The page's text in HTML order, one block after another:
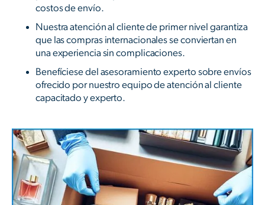
costos de envío.
Nuestra atención al cliente de primer nivel garantiza
que las compras internacionales se conviertan en
una experiencia sin complicaciones.
Benefíciese del asesoramiento experto sobre envíos
ofrecido por nuestro equipo de atención al cliente
capacitado y experto.